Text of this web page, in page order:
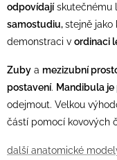
odpovídajískutečnému
samostudiu,stejně jako
demonstraci v ordinaci
Zuby a mezizubní
postavení. Mandibula
odejmout. Velkou
částí pomocí kovových
další anatomické